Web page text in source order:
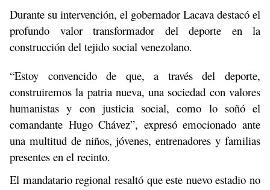
Durante su intervención, el gobernador Lacava destacó el
profundo valor transformador del deporte en la
construcción del tejido social venezolano.
“Estoy convencido de que, a través del deporte,
construiremos la patria nueva, una sociedad con valores
humanistas y con justicia social, como lo soñó el
comandante Hugo Chávez”, expresó emocionado ante
una multitud de niños, jóvenes, entrenadores y familias
presentes en el recinto.
El mandatario regional resaltó que este nuevo estadio no